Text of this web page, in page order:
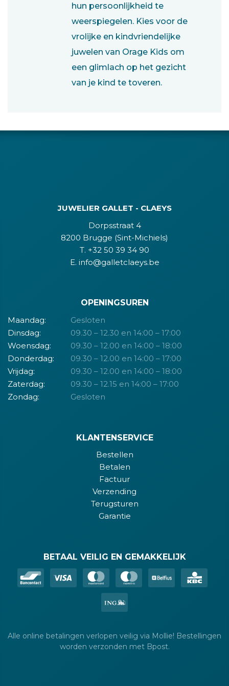
hun persoonlijkheid te
weerspiegelen. Kies voor de
vrolijke en kindvriendelijke
juwelen van Orage Kids om
een glimlach op het gezicht
van je kind te toveren.
JUWELIER GALLET - CLAEYS
Dorpsstraat 4
8200 Brugge (Sint-Michiels)
T. +32 50 39 34 90
E. info@galletclaeys.be
OPENINGSUREN
Maandag:
Gesloten
Dinsdag:
09.30 – 12.30 en 14:00 – 17:00
Woensdag:
09.30 – 12.00 en 14:00 – 18:00
Donderdag:
09.30 – 12.00 en 14:00 – 17:00
Vrijdag:
09.30 – 12.00 en 14:00 – 18:00
Zaterdag:
09.30 – 12.15 en 14:00 – 17:00
Zondag:
Gesloten
KLANTENSERVICE
Bestellen
Betalen
Factuur
Verzending
Terugsturen
Garantie
BETAAL VEILIG EN GEMAKKELIJK
Alle online betalingen verlopen veilig via Mollie! Bestellingen
worden verzonden met Bpost.